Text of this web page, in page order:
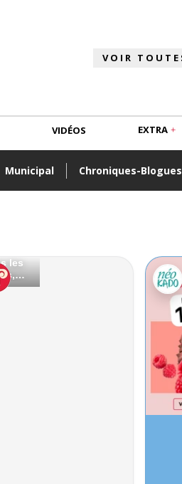
Municipal Chroniques-Blogues
VIDÉOS EXTRA